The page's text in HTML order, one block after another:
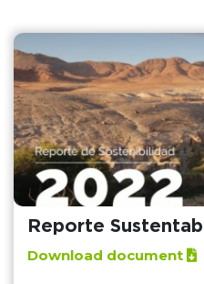
Reporte
Download document